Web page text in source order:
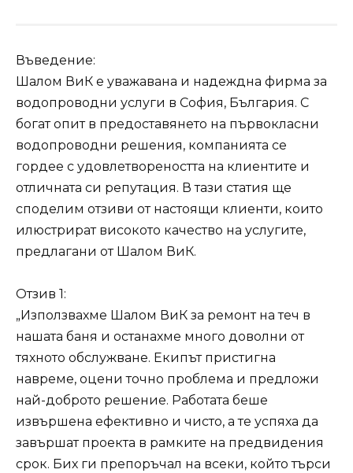
Въведение:
Шалом ВиК е уважавана и надеждна фирма за
водопроводни услуги в София, България. С
богат опит в предоставянето на първокласни
водопроводни решения, компанията се
гордее с удовлетвореността на клиентите и
отличната си репутация. В тази статия ще
споделим отзиви от настоящи клиенти, които
илюстрират високото качество на услугите,
предлагани от Шалом ВиК.
Отзив 1:
„Използвахме Шалом ВиК за ремонт на теч в
нашата баня и останахме много доволни от
тяхното обслужване. Екипът пристигна
навреме, оцени точно проблема и предложи
най-доброто решение. Работата беше
извършена ефективно и чисто, а те успяха да
завършат проекта в рамките на предвидения
срок. Бих ги препоръчал на всеки, който търси